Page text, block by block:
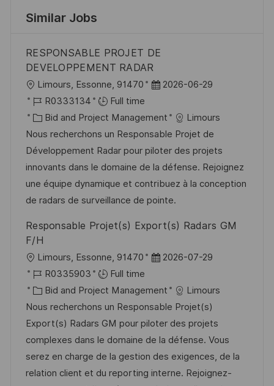
Similar Jobs
RESPONSABLE PROJET DE
DEVELOPPEMENT RADAR
L
o
c
a
t
i
o
n
Limours, Essonne, 91470
P
s
t
e
d
D
a
e
2026-06-29
J
o
b
I
d
R0333134
Full time
C
a
t
e
g
o
y
Bid and Project Management
Limours
Nous recherchons un Responsable Projet de
Développement Radar pour piloter des projets
innovants dans le domaine de la défense. Rejoignez
une équipe dynamique et contribuez à la conception
de radars de surveillance de pointe.
Responsable Projet(s) Export(s) Radars GM
F/H
L
o
c
a
t
i
o
n
Limours, Essonne, 91470
P
s
t
e
d
D
a
2026-07-29
J
o
b
I
d
R0335903
Full time
C
a
t
e
g
o
Bid and Project Management
Limours
Nous recherchons un Responsable Projet(s)
Export(s) Radars GM pour piloter des projets
complexes dans le domaine de la défense. Vous
serez en charge de la gestion des exigences, de la
relation client et du reporting interne. Rejoignez-